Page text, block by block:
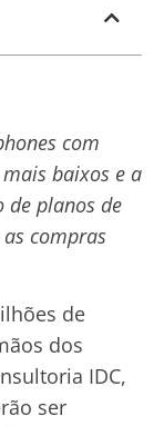
com
baixos e a
de planos de
compras
de
dos
IDC,
ser